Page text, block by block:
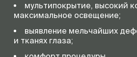
мультипокрытие, высокий
максимальное освещение;
выявление мельчайших
и тканях глаза;